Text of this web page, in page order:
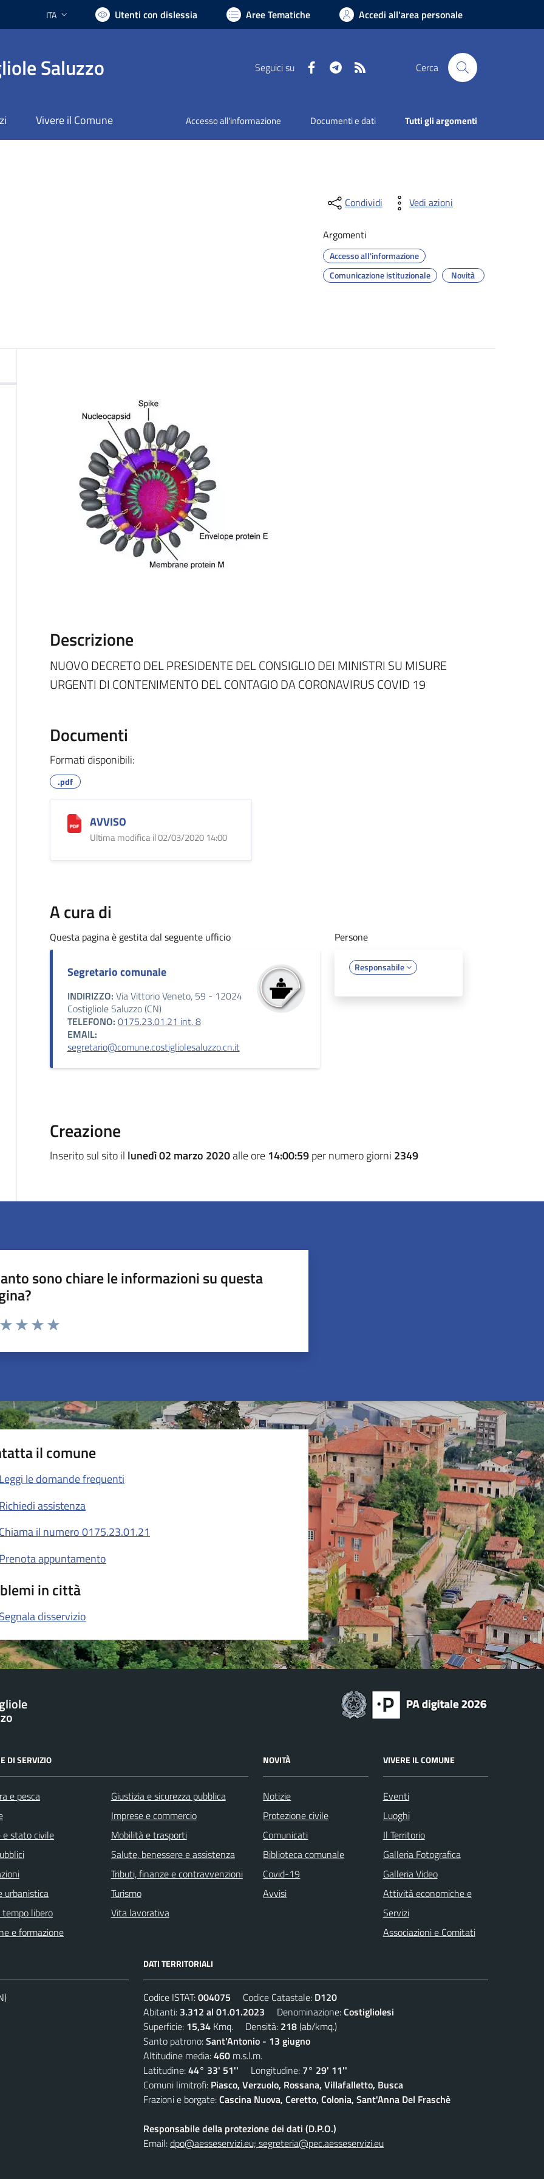
Lingua attiva:
ITA Utenti con dislessia Aree Tematiche Accedi all'area personale
Saluzzo Seguici su FacebookTelegram Cerca
Vivere il Comune Accesso all'informazione Documenti e dati Tutti gli argomenti
Condividi Vedi azioni
Argomenti
Accesso all'informazione
Comunicazione istituzionale
Novità
Descrizione
NUOVO DECRETO DEL PRESIDENTE DEL CONSIGLIO DEI MINISTRI SU MISURE
URGENTI DI CONTENIMENTO DEL CONTAGIO DA CORONAVIRUS COVID 19
Documenti
Formati disponibili:
.pdf
AVVISO
Ultima modifica il 02/03/2020 14:00
A cura di
Questa pagina è gestita dal seguente ufficio
Segretario comunale
INDIRIZZO: Via Vittorio Veneto, 59 - 12024
Costigliole Saluzzo (CN)
TELEFONO: 0175.23.01.21 int. 8
EMAIL:
segretario@comune.costigliolesaluzzo.cn.it
Persone
Responsabile
Creazione
Inserito sul sito il lunedì 02 marzo 2020alle ore14:00:59per numero giorni 2349
sono chiare le informazioni su questa
da 1 a 5 stelle la pagina
il comune
Leggi le domande frequenti
Richiedi assistenza
Chiama il numero 0175.23.01.21
Prenota appuntamento
in città
Segnala disservizio
DI SERVIZIO
e pesca
e stato civile
urbanistica
libero
e formazione
Giustizia e sicurezza pubblica
Imprese e commercio
Mobilità e trasporti
Salute, benessere e assistenza
Tributi, finanze e contravvenzioni
Turismo
Vita lavorativa
NOVITÀ
Notizie
Protezione civile
Comunicati
Biblioteca comunale
Covid-19
Avvisi
VIVERE IL COMUNE
Eventi
Luoghi
Il Territorio
Galleria Fotografica
Galleria Video
Attività economiche e
Servizi
Associazioni e Comitati
DATI TERRITORIALI
Codice ISTAT:004075 Codice Catastale: D120
Abitanti: 3.312 al 01.01.2023 Denominazione:Costigliolesi
Superficie: 15,34 Kmq. Densità: 218(ab/kmq.)
Santo patrono:Sant'Antonio - 13 giugno
Altitudine media:460 m.s.l.m.
Latitudine:44° 33' 51'' Longitudine: 7° 29' 11''
Comuni limitrofi: Piasco, Verzuolo, Rossana, Villafalletto, Busca
Frazioni e borgate:Cascina Nuova, Ceretto, Colonia, Sant'Anna Del Fraschè
Responsabile della protezione dei dati (D.P.O.)
Email:dpo@aesseservizi.eu; segreteria@pec.aesseservizi.eu